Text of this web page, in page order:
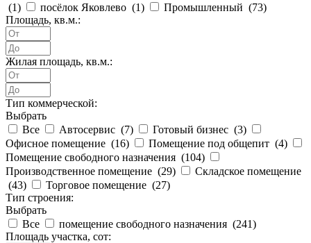
(1) посёлок Яковлево (1) Промышленный (73)
Площадь, кв.м.:
Жилая площадь, кв.м.:
Тип коммерческой:
Выбрать
Все
Автосервис (7) Готовый бизнес (3)
Офисное помещение (16) Помещение под общепит (4)
Помещение свободного назначения (104)
Производственное помещение (29)
Складское помещение
(43) Торговое помещение (27)
Тип строения:
Выбрать
Все
помещение свободного назначения (241)
Площадь участка, сот: